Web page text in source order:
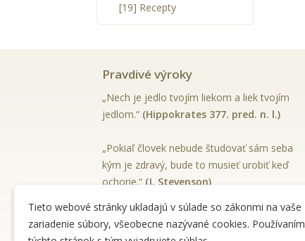
[19] Recepty
Pravdivé výroky
„Nech je jedlo tvojím liekom a liek tvojím
jedlom.“ (Hippokrates 377. pred. n. l.)
„Pokiaľ človek nebude študovať sám seba
kým je zdravý, bude to musieť urobiť keď
ochorie.“ (J. Stevenson)
Čítať ďalej
Tieto webové stránky ukladajú v súlade so zákonmi na vaše
zariadenie súbory, všeobecne nazývané cookies. Používaním